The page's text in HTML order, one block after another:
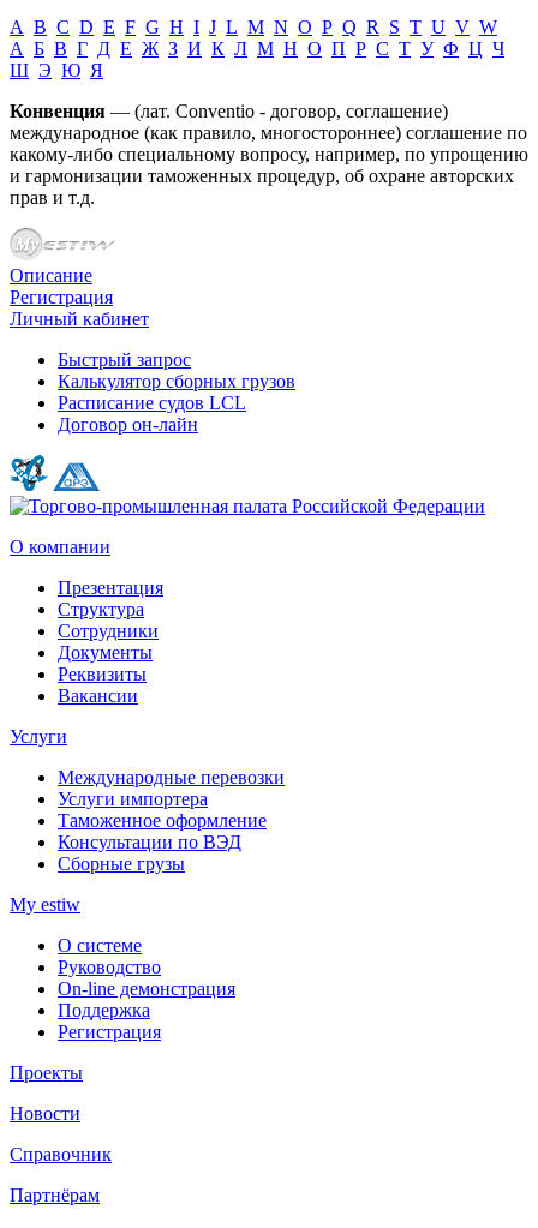
A B C D E F G H I J L M N O P Q R S T U V W
А Б В Г Д Е Ж З И К Л М Н О П Р С Т У Ф Ц Ч
Ш Э Ю Я
Конвенция — (лат. Conventio - договор, соглашение)
международное (как правило, многостороннее) соглашение по
какому-либо специальному вопросу, например, по упрощению
и гармонизации таможенных процедур, об охране авторских
прав и т.д.
Описание
Регистрация
Личный кабинет
Быстрый запрос
Калькулятор сборных грузов
Расписание судов LCL
Договор он-лайн
О компании
Презентация
Структура
Сотрудники
Документы
Реквизиты
Вакансии
Услуги
Международные перевозки
Услуги импортера
Таможенное оформление
Консультации по ВЭД
Сборные грузы
My estiw
О системе
Руководство
On-line демонстрация
Поддержка
Регистрация
Проекты
Новости
Справочник
Партнёрам